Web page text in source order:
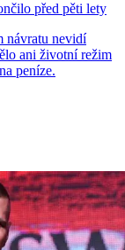
před pěti lety
návratu nevidí
ani životní režim
peníze.